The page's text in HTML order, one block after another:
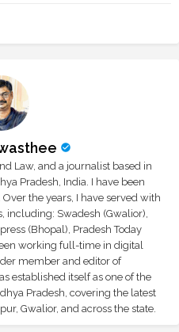
Law, and a journalist based in
Pradesh, India. I have been
the years, I have served with
Swadesh (Gwalior),
(Bhopal), Pradesh Today
working full-time in digital
member and editor of
established itself as one of the
Pradesh, covering the latest
Gwalior, and across the state.